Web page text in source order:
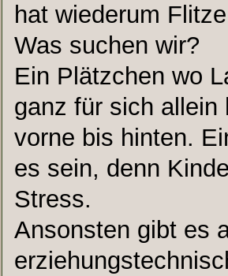
hat wiederum
Was suchen wir?
Ein Plätzchen wo
ganz für sich allein
vorne bis hinten.
es sein, denn
Stress.
Ansonsten gibt es